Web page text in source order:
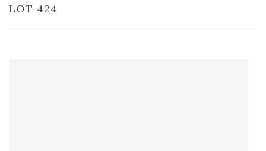
LOT 424